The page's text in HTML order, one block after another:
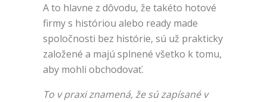
A to hlavne z dôvodu, že takéto hotové
firmy s históriou alebo ready made
spoločnosti bez histórie, sú už prakticky
založené a majú splnené všetko k tomu,
aby mohli obchodovať.
To v praxi znamená, že sú zapísané v